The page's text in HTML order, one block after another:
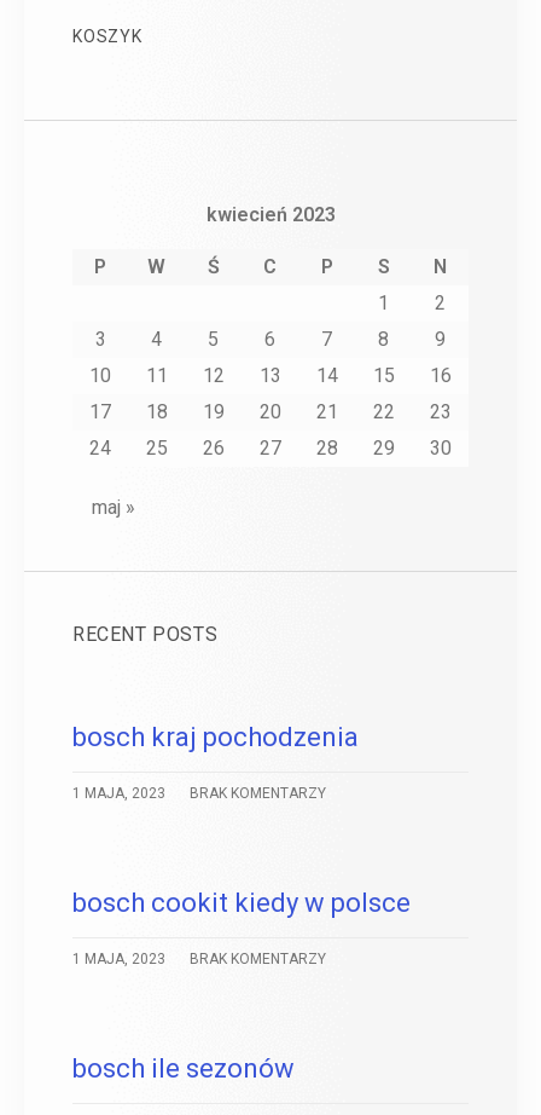
KOSZYK
kwiecień 2023
P W Ś C P S
N
1
2
3
4 5 6 7 8
9
10
11 12 13 14 15
16
17
18 19 20 21 22
23
24
25 26 27 28 29 30
maj »
RECENT POSTS
bosch kraj pochodzenia
1 MAJA, 2023 BRAK KOMENTARZY
bosch cookit kiedy w polsce
1 MAJA, 2023 BRAK KOMENTARZY
bosch ile sezonów